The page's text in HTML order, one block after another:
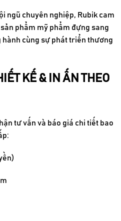
ngũ chuyên nghiệp, Rubik cam
phẩm mỹ phẩm đựng sang
hành cùng sự phát triển thương
KẾ & IN ẤN THEO
tư vấn và báo giá chi tiết bao